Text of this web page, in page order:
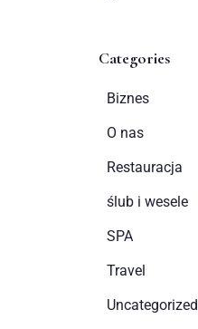
Categories
Biznes
O nas
Restauracja
ślub i wesele
SPA
Travel
Uncategorized